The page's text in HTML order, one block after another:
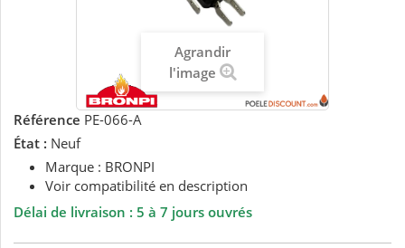
Agrandir
l'image
Référence PE-066-A
État : Neuf
Marque : BRONPI
Voir compatibilité en description
Délai de livraison : 5 à 7 jours ouvrés